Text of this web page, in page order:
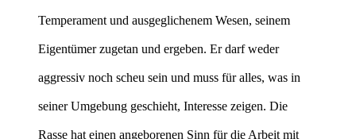
Temperament und ausgeglichenem Wesen, seinem
Eigentümer zugetan und ergeben. Er darf weder
aggressiv noch scheu sein und muss für alles, was in
seiner Umgebung geschieht, Interesse zeigen. Die
Rasse hat einen angeborenen Sinn für die Arbeit mit